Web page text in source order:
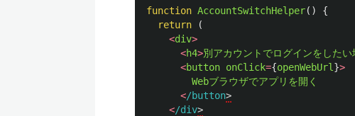
function AccountSwitchHelper()
{
return
(
<div>
<h4>別アカウントでログインをしたい
<button onClick={openWebUrl }>
Webブラウザでアプリを開く
</button
</div